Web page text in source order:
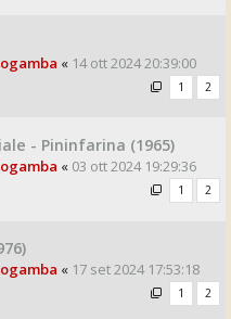
« 14 ott 2024 20:39:00
1 2
- Pininfarina (1965)
« 03 ott 2024 19:29:36
1 2
« 17 set 2024 17:53:18
1 2